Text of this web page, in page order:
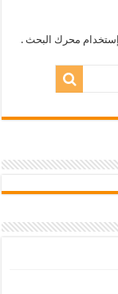
محرك البحث .